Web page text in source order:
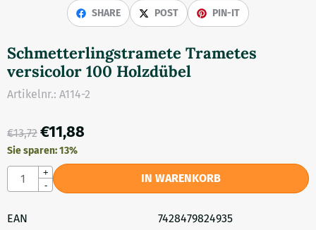
SHARE POST PIN-IT
Schmetterlingstramete Trametes
versicolor 100 Holzdübel
Artikelnr.: A114-2
€13,72 €11,88
Sie sparen:13%
Anzahl
+
-
IN WARENKORB
EAN
7428479824935